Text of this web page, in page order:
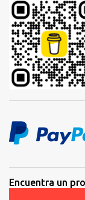
Encuentra un